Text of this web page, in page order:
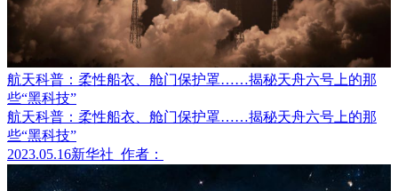
航天科普：柔性船衣、舱门保护罩……揭秘天舟六号上的那
些“黑科技”
航天科普：柔性船衣、舱门保护罩……揭秘天舟六号上的那
些“黑科技”
2023.05.16新华社 作者：